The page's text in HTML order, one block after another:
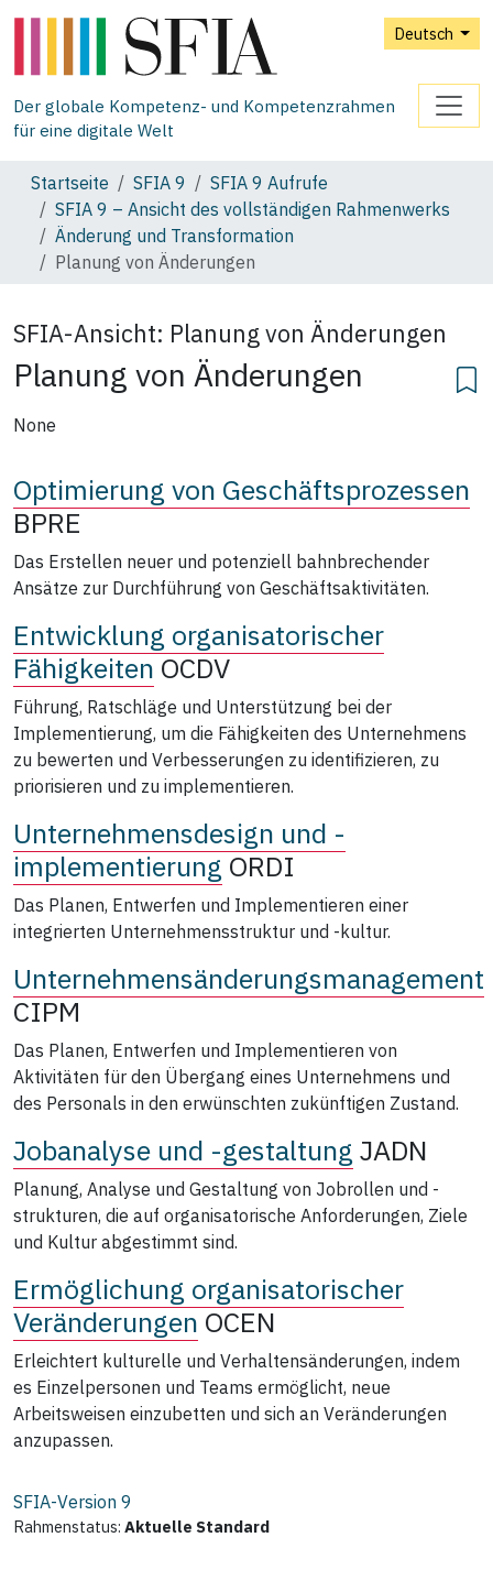
Deutsch
Der globale Kompetenz- und Kompetenzrahmen
für eine digitale Welt
Startseite SFIA 9
SFIA 9 Aufrufe
SFIA 9 – Ansicht des vollständigen Rahmenwerks
Änderung und Transformation
Planung von Änderungen
SFIA-Ansicht: Planung von Änderungen
Planung von Änderungen
None
Optimierung von Geschäftsprozessen
BPRE
Das Erstellen neuer und potenziell bahnbrechender
Ansätze zur Durchführung von Geschäftsaktivitäten.
Entwicklung organisatorischer
Fähigkeiten OCDV
Führung, Ratschläge und Unterstützung bei der
Implementierung, um die Fähigkeiten des Unternehmens
zu bewerten und Verbesserungen zu identifizieren, zu
priorisieren und zu implementieren.
Unternehmensdesign und -
implementierung ORDI
Das Planen, Entwerfen und Implementieren einer
integrierten Unternehmensstruktur und ‑kultur.
Unternehmensänderungsmanagement
CIPM
Das Planen, Entwerfen und Implementieren von
Aktivitäten für den Übergang eines Unternehmens und
des Personals in den erwünschten zukünftigen Zustand.
Jobanalyse und -gestaltung JADN
Planung, Analyse und Gestaltung von Jobrollen und -
strukturen, die auf organisatorische Anforderungen, Ziele
und Kultur abgestimmt sind.
Ermöglichung organisatorischer
Veränderungen OCEN
Erleichtert kulturelle und Verhaltensänderungen, indem
es Einzelpersonen und Teams ermöglicht, neue
Arbeitsweisen einzubetten und sich an Veränderungen
anzupassen.
SFIA-Version 9
Rahmenstatus: Aktuelle Standard